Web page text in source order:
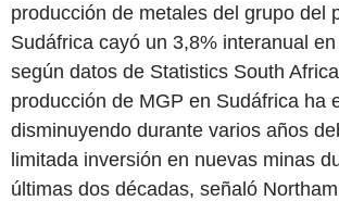
producción de metales del grupo del
Sudáfrica cayó un 3,8% interanual
según datos de Statistics South
producción de MGP en Sudáfrica ha
disminuyendo durante varios años
limitada inversión en nuevas minas
últimas dos décadas, señaló